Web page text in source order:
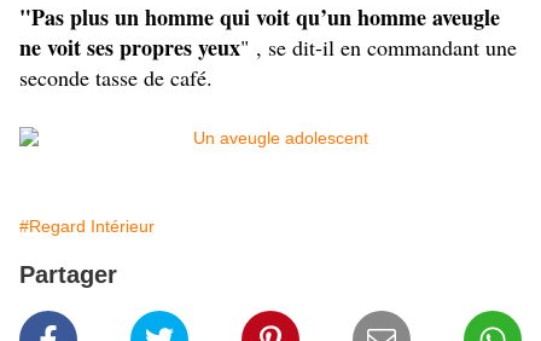
"Pas plus un homme qui voit qu’un homme aveugle
ne voit ses propres yeux" , se dit-il en commandant une
seconde tasse de café.
#Regard Intérieur
Partager